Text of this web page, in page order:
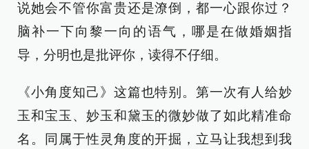
说她会不管你富贵还是潦倒，都一心跟你过？
脑补一下向黎一向的语气，哪是在做婚姻指
导，分明也是批评你，读得不仔细。
《小角度知己》这篇也特别。第一次有人给妙
玉和宝玉、妙玉和黛玉的微妙做了如此精准命
名。同属于性灵角度的开掘，立马让我想到我